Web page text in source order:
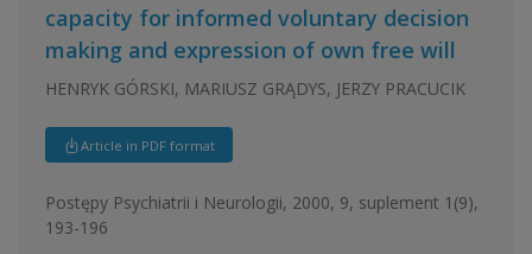
capacity for informed voluntary decision
making and expression of own free will
HENRYK GÓRSKI, MARIUSZ GRĄDYS, JERZY PRACUCIK
Article in PDF format
Postępy Psychiatrii i Neurologii, 2000, 9, suplement 1(9),
193-196